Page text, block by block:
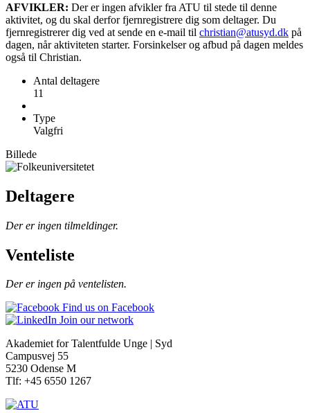
AFVIKLER: Der er ingen afvikler fra ATU til stede til denne
aktivitet, og du skal derfor fjernregistrere dig som deltager. Du
fjernregistrerer dig ved at sende en e-mail til christian@atusyd.dk på
dagen, når aktiviteten starter. Forsinkelser og afbud på dagen meldes
også til Christian.
Antal deltagere
11
Type
Valgfri
Billede
Deltagere
Der er ingen tilmeldinger.
Venteliste
Der er ingen på ventelisten.
Find us on Facebook
Join our network
Akademiet for Talentfulde Unge | Syd
Campusvej 55
5230 Odense M
Tlf: +45 6550 1267